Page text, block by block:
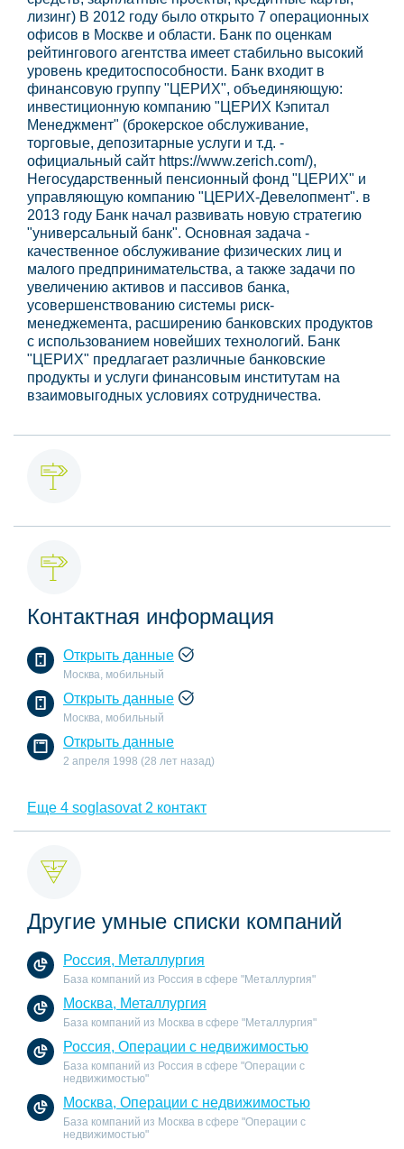
лизинг) В 2012 году было открыто 7 операционных
офисов в Москве и области. Банк по оценкам
рейтингового агентства имеет стабильно высокий
уровень кредитоспособности. Банк входит в
финансовую группу "ЦЕРИХ", объединяющую:
инвестиционную компанию "ЦЕРИХ Кэпитал
Менеджмент" (брокерское обслуживание,
торговые, депозитарные услуги и т.д. -
официальный сайт https://www.zerich.com/),
Негосударственный пенсионный фонд "ЦЕРИХ" и
управляющую компанию "ЦЕРИХ-Девелопмент". в
2013 году Банк начал развивать новую стратегию
"универсальный банк". Основная задача -
качественное обслуживание физических лиц и
малого предпринимательства, а также задачи по
увеличению активов и пассивов банка,
усовершенствованию системы риск-
менеджемента, расширению банковских продуктов
с использованием новейших технологий. Банк
"ЦЕРИХ" предлагает различные банковские
продукты и услуги финансовым институтам на
взаимовыгодных условиях сотрудничества.
Контактная информация
Открыть данные
Москва, мобильный
Открыть данные
Москва, мобильный
Открыть данные
2 апреля 1998 (28 лет назад)
Еще 4 soglasovat 2 контакт
Другие умные списки компаний
Россия, Металлургия
База компаний из Россия в сфере "Металлургия"
Москва, Металлургия
База компаний из Москва в сфере "Металлургия"
Россия, Операции с недвижимостью
База компаний из Россия в сфере "Операции с
недвижимостью"
Москва, Операции с недвижимостью
База компаний из Москва в сфере "Операции с
недвижимостью"